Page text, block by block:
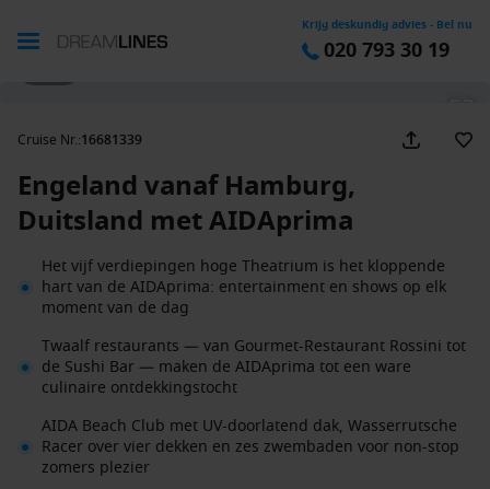
Krijg deskundig advies - Bel nu
020 793 30 19
Cruise Nr.:16681339
Engeland vanaf Hamburg,
Duitsland met AIDAprima
Het vijf verdiepingen hoge Theatrium is het kloppende
hart van de AIDAprima: entertainment en shows op elk
moment van de dag
Twaalf restaurants — van Gourmet-Restaurant Rossini tot
de Sushi Bar — maken de AIDAprima tot een ware
culinaire ontdekkingstocht
AIDA Beach Club met UV-doorlatend dak, Wasserrutsche
Racer over vier dekken en zes zwembaden voor non-stop
zomers plezier